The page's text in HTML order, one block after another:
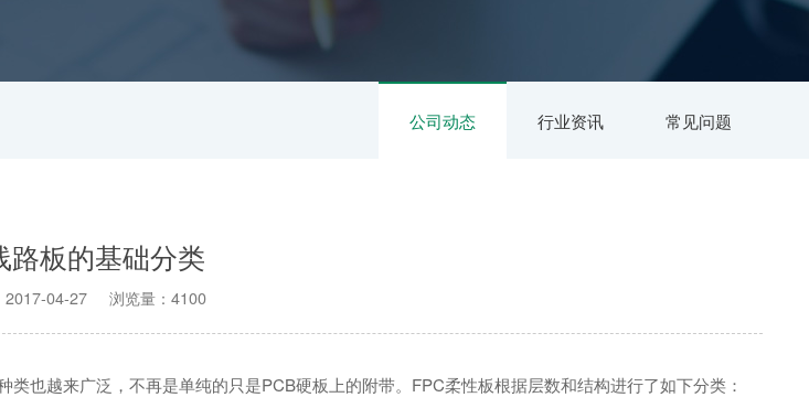
公司动态 行业资讯 常见问题
路板的基础分类
2017-04-27 浏览量：4100
也越来广泛，不再是单纯的只是PCB硬板上的附带。FPC柔性板根据层数和结构进行了如下分类：